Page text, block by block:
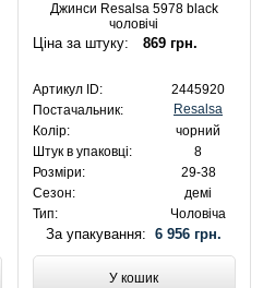
Джинси Resalsa 5978 black
чоловічі
Ціна за штуку: 869 грн.
Артикул ID:
2445920
Постачальник:
Resalsa
Колір:
чорний
Штук в упаковці:
8
Розміри:
29-38
Сезон:
демі
Тип:
Чоловіча
За упакування:6 956 грн.
У кошик